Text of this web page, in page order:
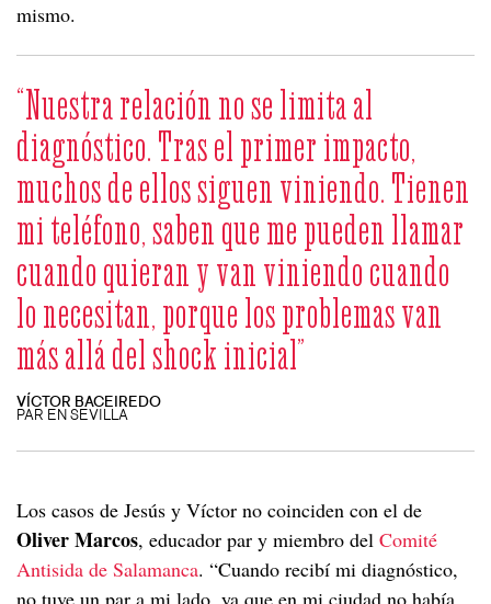
mismo.
“Nuestra relación no se limita al
diagnóstico. Tras el primer impacto,
muchos de ellos siguen viniendo. Tienen
mi teléfono, saben que me pueden llamar
cuando quieran y van viniendo cuando
lo necesitan, porque los problemas van
más allá del shock inicial”
VÍCTOR BACEIREDO
PAR EN SEVILLA
Los casos de Jesús y Víctor no coinciden con el de
Oliver Marcos, educador par y miembro del Comité
Antisida de Salamanca. “Cuando recibí mi diagnóstico,
no tuve un par a mi lado, ya que en mi ciudad no había